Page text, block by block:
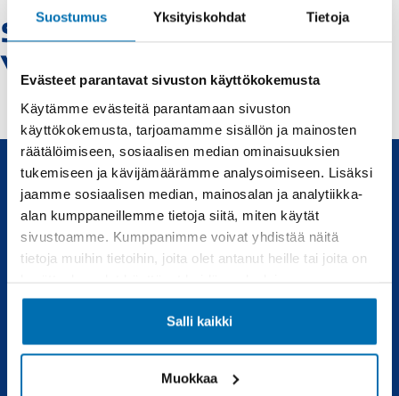
Suostumus Yksityiskohdat Tietoja
Evästeet parantavat sivuston käyttökokemusta
Käytämme evästeitä parantamaan sivuston
käyttökokemusta, tarjoamamme sisällön ja mainosten
räätälöimiseen, sosiaalisen median ominaisuuksien
tukemiseen ja kävijämäärämme analysoimiseen. Lisäksi
jaamme sosiaalisen median, mainosalan ja analytiikka-
alan kumppaneillemme tietoja siitä, miten käytät
sivustoamme. Kumppanimme voivat yhdistää näitä
tietoja muihin tietoihin, joita olet antanut heille tai joita on
Salli kaikki
Muokkaa
Suzuki-kokkola -
Vaihtoautot
Uudet ja käytetyt autot, sekä huollot joka tarpeeseen.
Automyynti Huolto
Vauriokorjaus